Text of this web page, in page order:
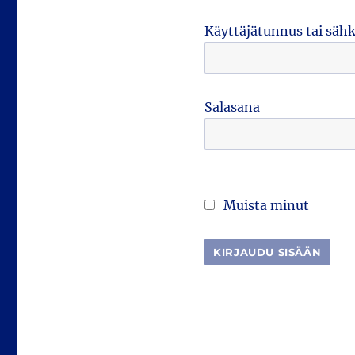
Käyttäjätunnus tai
Salasana
Muista minut